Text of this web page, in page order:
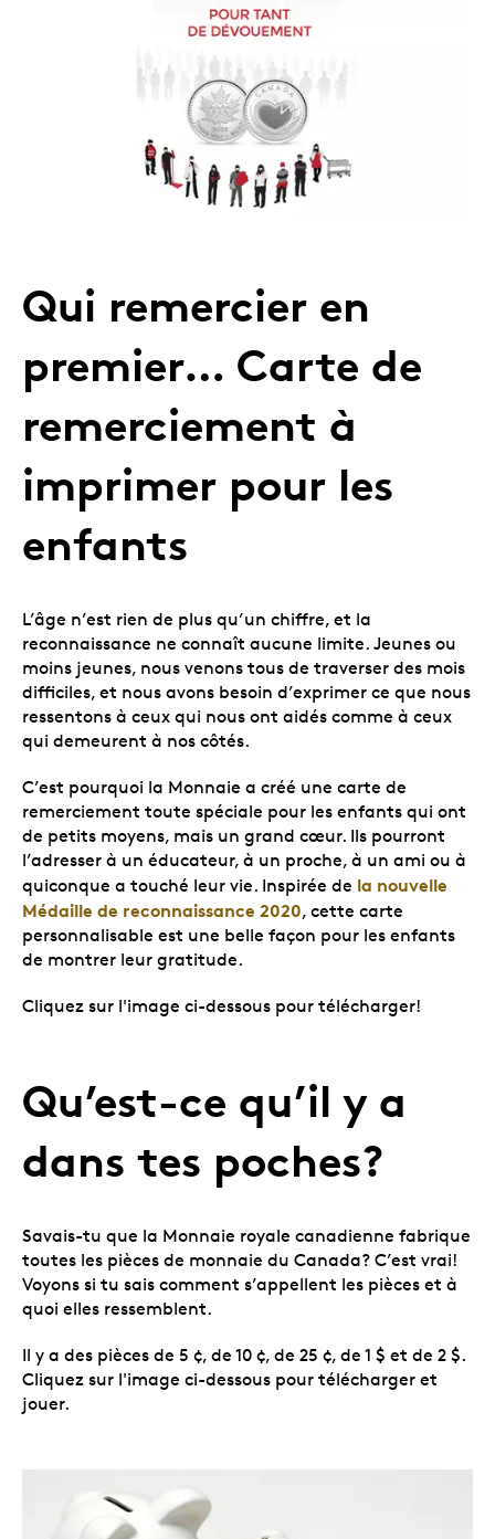
Qui remercier en
premier… Carte de
remerciement à
imprimer pour les
enfants
L’âge n’est rien de plus qu’un chiffre, et la
reconnaissance ne connaît aucune limite. Jeunes ou
moins jeunes, nous venons tous de traverser des mois
difficiles, et nous avons besoin d’exprimer ce que nous
ressentons à ceux qui nous ont aidés comme à ceux
qui demeurent à nos côtés.
C’est pourquoi la Monnaie a créé une carte de
remerciement toute spéciale pour les enfants qui ont
de petits moyens, mais un grand cœur. Ils pourront
l’adresser à un éducateur, à un proche, à un ami ou à
quiconque a touché leur vie. Inspirée de la nouvelle
Médaille de reconnaissance 2020, cette carte
personnalisable est une belle façon pour les enfants
de montrer leur gratitude.
Cliquez sur l'image ci-dessous pour télécharger!
Qu’est-ce qu’il y a
dans tes poches?
Savais-tu que la Monnaie royale canadienne fabrique
toutes les pièces de monnaie du Canada? C’est vrai!
Voyons si tu sais comment s’appellent les pièces et à
quoi elles ressemblent.
Il y a des pièces de 5 ¢, de 10 ¢, de 25 ¢, de 1 $ et de 2 $.
Cliquez sur l'image ci-dessous pour télécharger et
jouer.